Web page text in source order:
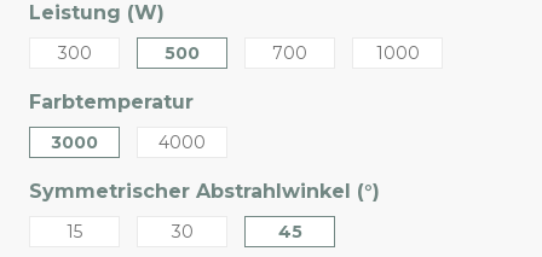
Leistung (W)
300 500 700 1000
Farbtemperatur
3000 4000
Symmetrischer Abstrahlwinkel (°)
15 30 45